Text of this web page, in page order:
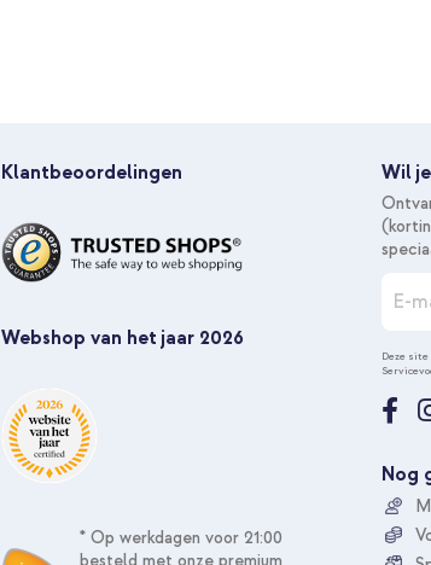
Klantbeoordelingen
Webshop van het jaar 2026
* Op werkdagen voor 21:00
besteld met onze premium
Wil
n
n
e
e
u
p
o
n
Deze
Nog